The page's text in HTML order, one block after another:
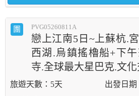
團 PVG05260811A
戀上江南5日~上蘇杭.
西湖.烏鎮搖櫓船+下
寺.全球最大星巴克.文
5天